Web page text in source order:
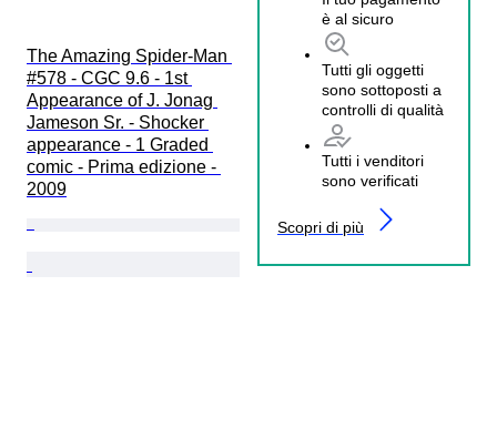
è al sicuro
Tutti gli oggetti
sono sottoposti a
controlli di qualità
Tutti i venditori
sono verificati
Scopri di più
The Amazing Spider-Man
#578 - CGC 9.6 - 1st
Appearance of J. Jonag
Jameson Sr. - Shocker
appearance - 1 Graded
comic - Prima edizione -
2009